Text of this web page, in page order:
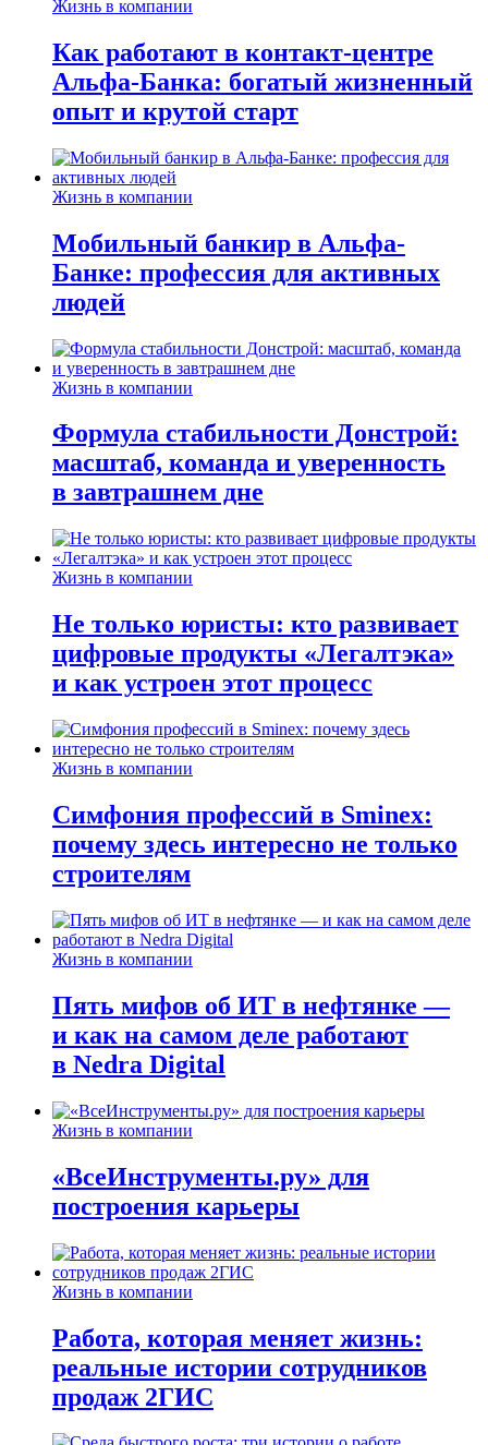
Жизнь в компании
Как работают в контакт-центре
Альфа-Банка: богатый жизненный
опыт и крутой старт
Жизнь в компании
Мобильный банкир в Альфа-
Банке: профессия для активных
людей
Жизнь в компании
Формула стабильности Донстрой:
масштаб, команда и уверенность
в завтрашнем дне
Жизнь в компании
Не только юристы: кто развивает
цифровые продукты «Легалтэка»
и как устроен этот процесс
Жизнь в компании
Симфония профессий в Sminex:
почему здесь интересно не только
строителям
Жизнь в компании
Пять мифов об ИТ в нефтянке —
и как на самом деле работают
в Nedra Digital
Жизнь в компании
«ВсеИнструменты.ру» для
построения карьеры
Жизнь в компании
Работа, которая меняет жизнь:
реальные истории сотрудников
продаж 2ГИС